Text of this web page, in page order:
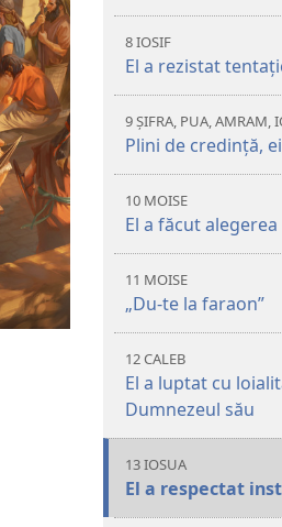
8 IOSIF
El a rezistat
9 ȘIFRA, PUA, AMRAM,
Plini de credință,
10 MOISE
El a făcut
11 MOISE
„Du-te la faraon”
12 CALEB
El a luptat cu
Dumnezeul său
13 IOSUA
El a respectat